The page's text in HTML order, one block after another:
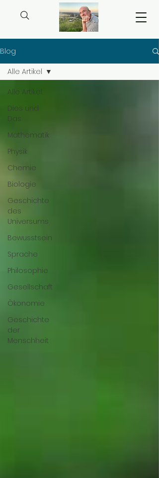
Blog
Alle Artikel
Dies und
Das
Mathematik
Physik
Chemie
Biologie
Geschichte
des
Universums
Bewusstsein
Sprache
Philosophie
Gesellschaft
Ökonomie
Geschichte
der
Menschheit
Alle Artikel